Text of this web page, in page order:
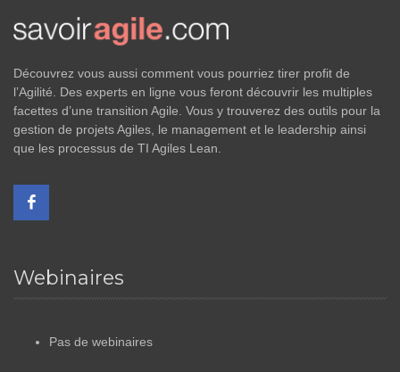
Découvrez vous aussi comment vous pourriez tirer profit de
l’Agilité. Des experts en ligne vous feront découvrir les multiples
facettes d’une transition Agile. Vous y trouverez des outils pour la
gestion de projets Agiles, le management et le leadership ainsi
que les processus de TI Agiles Lean.
Webinaires
Pas de webinaires